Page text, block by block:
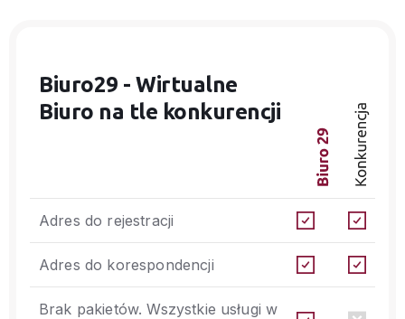
Biuro29 - Wirtualne
Biuro na tle konkurencji
Adres do rejestracji
Adres do korespondencji
Brak pakietów. Wszystkie usługi w